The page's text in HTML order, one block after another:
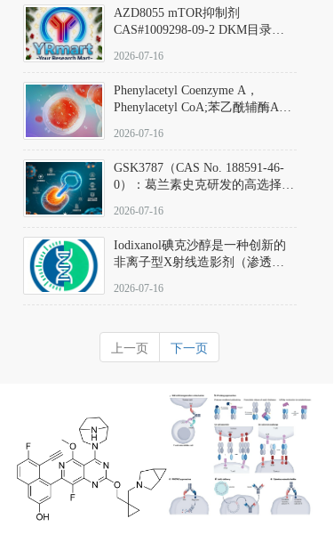
AZD8055 mTOR抑制剂
CAS#1009298-09-2 DKM目录号
激酶抑制剂的深度剖析
2026-07-16
Phenylacetyl Coenzyme A，
Phenylacetyl CoA;苯乙酰辅酶A
2026-07-16
GSK3787（CAS No. 188591-46-
0）：葛兰素史克研发的高选择
抗剂，被广泛视为研究PPARδ核
受体生理功能、信号通路验证及
靶点药理机制的金标准化学探
针。
2026-07-16
Iodixanol碘克沙醇是一种创新的
非离子型X射线造影剂（渗透压
在血管内给药时与血浆等渗的临
号为92339-11-2
2026-07-16
上一页 下一页